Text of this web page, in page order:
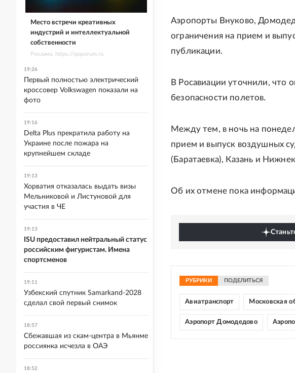
Аэропорты Внуково,
ограничения на прием и
публикации.
В Росавиации уточнили, что
безопасности полетов.
Между тем, в ночь на
прием и выпуск воздушных
(Баратаевка), Казань и
Об их отмене пока
РУБРИКИ ПОДЕЛИТЬСЯ
Авиатранспорт Московская
Аэропорт Домодедово
Место встречи креативных
индустрий и интеллектуальной
собственности
Реклама. https://ipquorum.ru
19:26
Первый полностью электрический
кроссовер Volkswagen показали на
фото
19:16
Delta Plus прекратила работу на
Украине после пожара на
крупнейшем складе
19:13
Хорватия отказалась выдать визы
Мельниковой и Листуновой для
участия в ЧЕ
19:13
ISU предоставил нейтральный статус
российским фигуристам. Имена
спортсменов
19:11
Узбекский спутник Samarkand-2028
сделал свой первый снимок
18:57
Сбежавшая из скам-центра в Мьянме
россиянка исчезла в ОАЭ
18:52